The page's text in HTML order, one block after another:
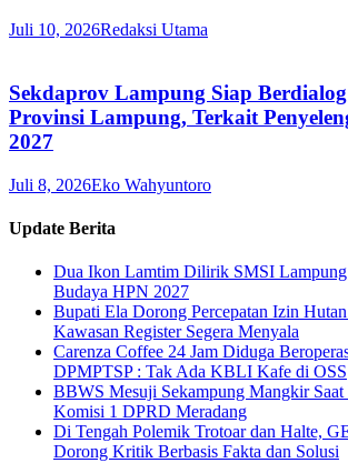
Juli 10, 2026Redaksi Utama
Sekdaprov Lampung Siap
Provinsi Lampung, Terkait
2027
Juli 8, 2026Eko Wahyuntoro
Update Berita
Dua Ikon Lamtim Dilirik SMSI
Budaya HPN 2027
Bupati Ela Dorong Percepatan Izin
Kawasan Register Segera Menyala
Carenza Coffee 24 Jam Diduga
DPMPTSP : Tak Ada KBLI Kafe di OSS
BBWS Mesuji Sekampung Mangkir
Komisi 1 DPRD Meradang
Di Tengah Polemik Trotoar dan Halte,
Dorong Kritik Berbasis Fakta dan Solusi